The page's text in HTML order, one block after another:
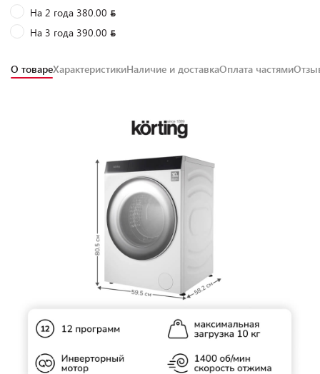
На 2 года 380.00
На 3 года 390.00
О товареХарактеристикиНаличие и доставкаОплата частями